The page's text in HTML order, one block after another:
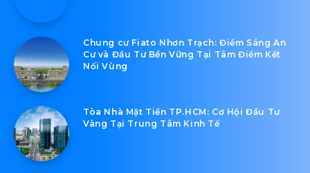
Chung cư Fiato Nhơn Trạch: Điểm Sáng An
Cư và Đầu Tư Bền Vững Tại Tâm Điểm Kết
Nối Vùng
Tòa Nhà Mặt Tiền TP.HCM: Cơ Hội Đầu Tư
Vàng Tại Trung Tâm Kinh Tế